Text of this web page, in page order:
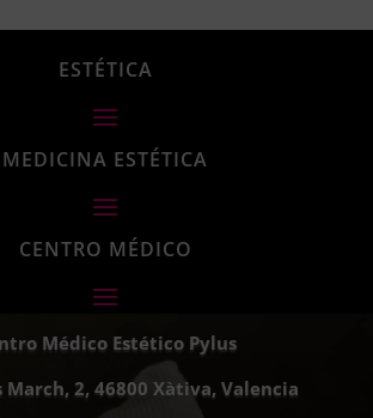
ESTÉTICA
MEDICINA ESTÉTICA
CENTRO MÉDICO
Médico Estético Pylus
March, 2, 46800 Xàtiva, Valencia